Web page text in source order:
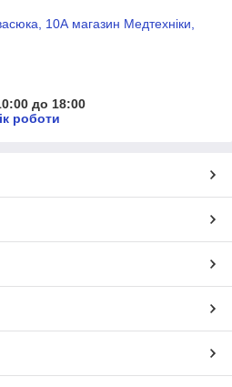
10А магазин Медтехніки,
до 18:00
роботи